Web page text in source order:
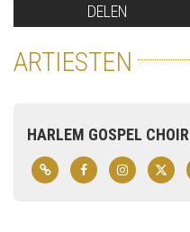
DELEN
ARTIESTEN
HARLEM GOSPEL CHOIR